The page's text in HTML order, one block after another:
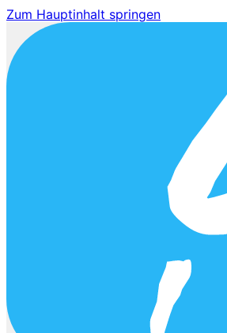
Zum Hauptinhalt springen